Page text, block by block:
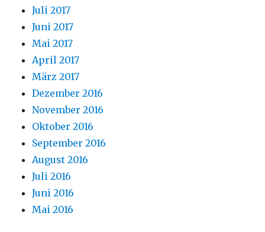
Juli 2017
Juni 2017
Mai 2017
April 2017
März 2017
Dezember 2016
November 2016
Oktober 2016
September 2016
August 2016
Juli 2016
Juni 2016
Mai 2016